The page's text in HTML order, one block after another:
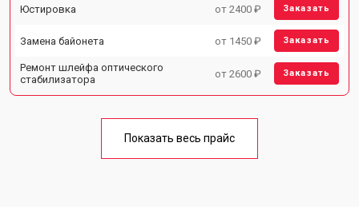
Юстировка от 2400 ₽ Заказать
Замена байонета от 1450 ₽ Заказать
Ремонт шлейфа оптического
стабилизатора
от 2600 ₽ Заказать
Показать весь прайс